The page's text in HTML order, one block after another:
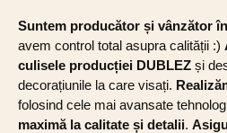
Suntem producător și vânzător
avem control total asupra calității :)
culisele producției DUBLEZ și
decorațiunile la care visați.
folosind cele mai avansate
maximă la calitate și detalii.